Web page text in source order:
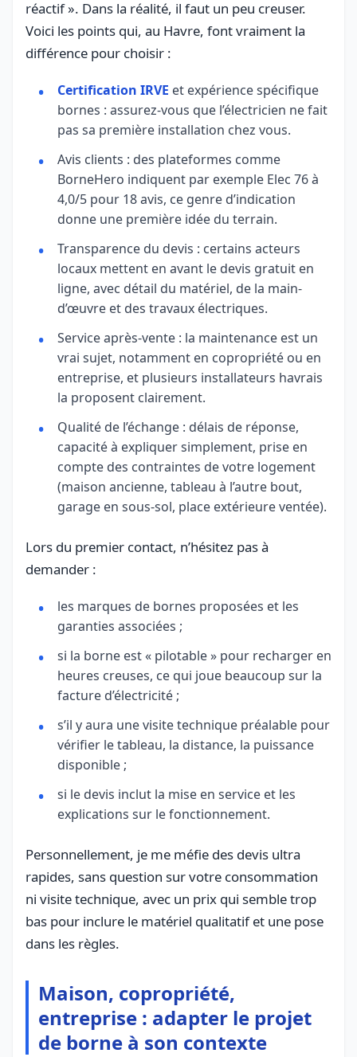
réactif ». Dans la réalité, il faut un peu creuser.
Voici les points qui, au Havre, font vraiment la
différence pour choisir :
Certification IRVE et expérience spécifique
bornes : assurez-vous que l’électricien ne fait
pas sa première installation chez vous.
Avis clients : des plateformes comme
BorneHero indiquent par exemple Elec 76 à
4,0/5 pour 18 avis, ce genre d’indication
donne une première idée du terrain.
Transparence du devis : certains acteurs
locaux mettent en avant le devis gratuit en
ligne, avec détail du matériel, de la main-
d’œuvre et des travaux électriques.
Service après-vente : la maintenance est un
vrai sujet, notamment en copropriété ou en
entreprise, et plusieurs installateurs havrais
la proposent clairement.
Qualité de l’échange : délais de réponse,
capacité à expliquer simplement, prise en
compte des contraintes de votre logement
(maison ancienne, tableau à l’autre bout,
garage en sous-sol, place extérieure ventée).
Lors du premier contact, n’hésitez pas à
demander :
les marques de bornes proposées et les
garanties associées ;
si la borne est « pilotable » pour recharger en
heures creuses, ce qui joue beaucoup sur la
facture d’électricité ;
s’il y aura une visite technique préalable pour
vérifier le tableau, la distance, la puissance
disponible ;
si le devis inclut la mise en service et les
explications sur le fonctionnement.
Personnellement, je me méfie des devis ultra
rapides, sans question sur votre consommation
ni visite technique, avec un prix qui semble trop
bas pour inclure le matériel qualitatif et une pose
dans les règles.
Maison, copropriété,
entreprise : adapter le projet
de borne à son contexte